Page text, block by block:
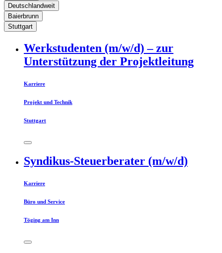
Deutschlandweit
Baierbrunn
Stuttgart
Werkstudenten (m/w/d) – zur
Unterstützung der Projektleitung
Karriere
Projekt und Technik
Stuttgart
Syndikus-Steuerberater (m/w/d)
Karriere
Büro und Service
Töging am Inn